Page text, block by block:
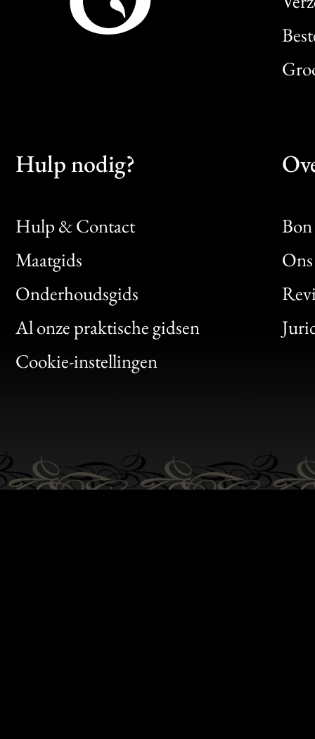
Hulp nodig?
Hulp & Contact
Maatgids
Onderhoudsgids
Al onze praktische gidsen
Cookie-instellingen
Bon
Clic